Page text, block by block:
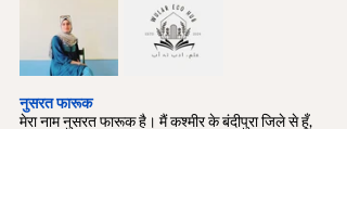
नुसरत फारूक
मेरा नाम नुसरत फारूक है। मैं कश्मीर के बंदीपुरा जिले से हूँ,